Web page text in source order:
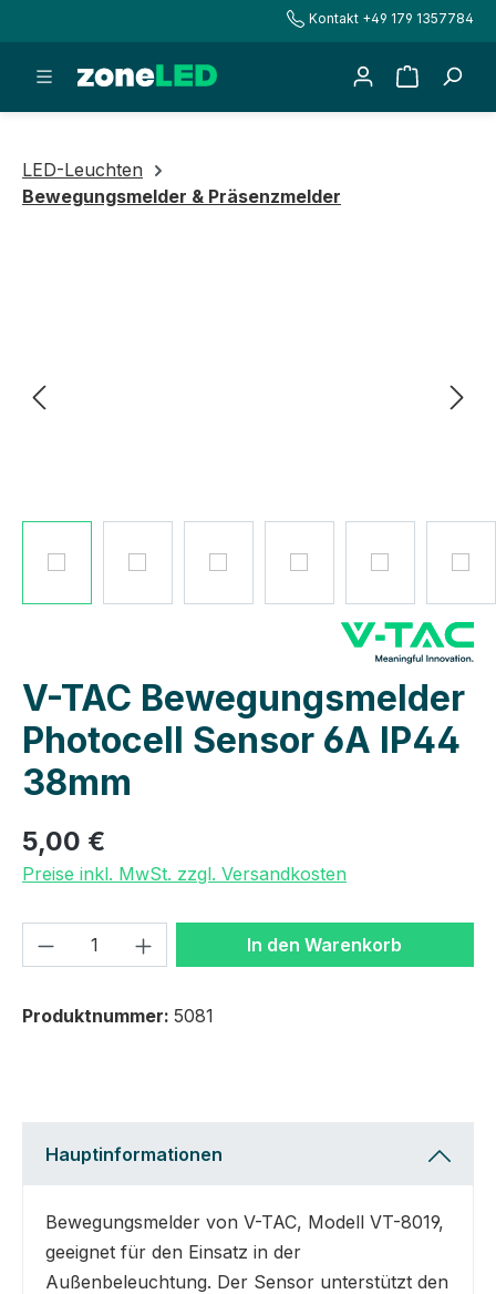
Kontakt +49 179 1357784
LED-Leuchten
Bewegungsmelder & Präsenzmelder
V-TAC Bewegungsmelder
Photocell Sensor 6A IP44
38mm
5,00 €
Preise inkl. MwSt. zzgl. Versandkosten
Produkt Anzahl: Gib denIn den Warenkorb
Produktnummer: 5081
Hauptinformationen
Bewegungsmelder von V-TAC, Modell VT-8019,
geeignet für den Einsatz in der
Außenbeleuchtung. Der Sensor unterstützt den